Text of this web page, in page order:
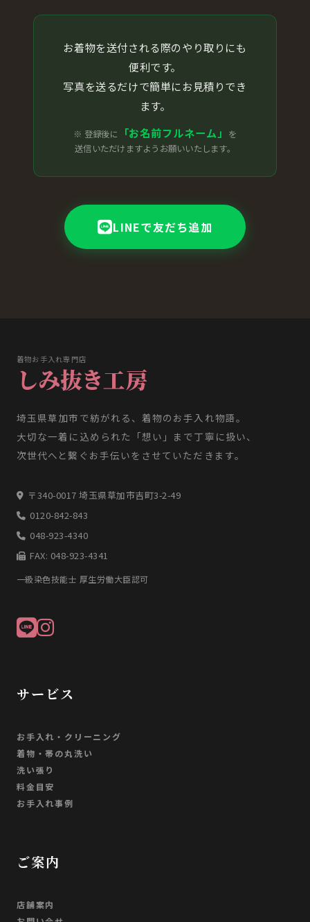
お着物を送付される際のやり取りにも
便利です。
写真を送るだけで簡単にお見積りでき
ます。
※ 登録後に 「お名前フルネーム」
を
送信いただけますようお願いいたします。
LINEで友だち追加
着物お手入れ専門店
しみ抜き工房
埼玉県草加市で紡がれる、着物のお手入れ物語。
大切な一着に込められた「想い」まで丁寧に扱い、
次世代へと繋ぐお手伝いをさせていただきます。
〒340-0017 埼玉県草加市吉町3-2-49
0120-842-843
048-923-4340
FAX: 048-923-4341
一級染色技能士 厚生労働大臣認可
サービス
お手入れ・クリーニング
着物・帯の丸洗い
洗い張り
料金目安
お手入れ事例
ご案内
店舗案内